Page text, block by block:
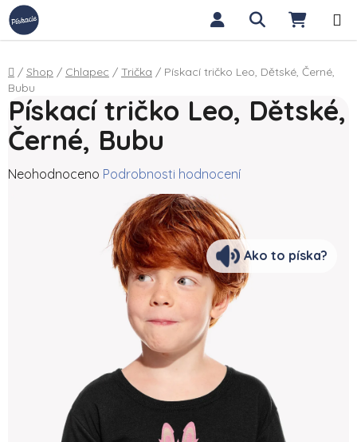
Přejít na obsah Hledat
Domů
/ Shop / Chlapec / Trička / Pískací tričko Leo, Dětské, Černé,
Bubu
Pískací tričko Leo, Dětské,
Černé, Bubu
Průměrné hodnocení produktu je 0,0 z 5 hvězdiček.
Neohodnoceno Podrobnosti hodnocení
Ako to píska?